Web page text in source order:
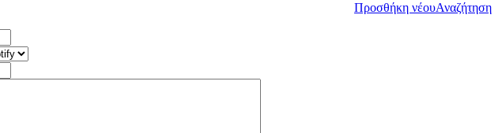
Προσθήκη νέουΑναζήτηση